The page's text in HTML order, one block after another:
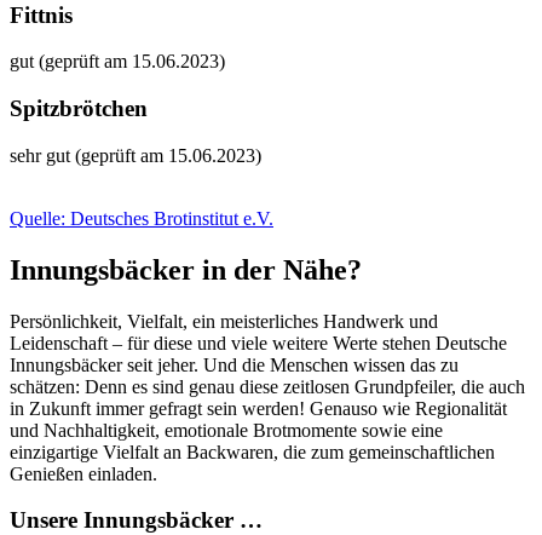
Fittnis
gut (geprüft am 15.06.2023)
Spitzbrötchen
sehr gut (geprüft am 15.06.2023)
Quelle: Deutsches Brotinstitut e.V.
Innungsbäcker in der Nähe?
Persönlichkeit, Vielfalt, ein meisterliches Handwerk und
Leidenschaft – für diese und viele weitere Werte stehen Deutsche
Innungsbäcker seit jeher. Und die Menschen wissen das zu
schätzen: Denn es sind genau diese zeitlosen Grundpfeiler, die auch
in Zukunft immer gefragt sein werden! Genauso wie Regionalität
und Nachhaltigkeit, emotionale Brotmomente sowie eine
einzigartige Vielfalt an Backwaren, die zum gemeinschaftlichen
Genießen einladen.
Unsere Innungsbäcker …